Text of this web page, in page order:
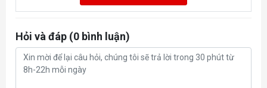
Hỏi và đáp (0 bình luận)